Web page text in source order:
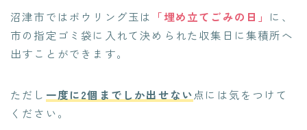
沼津市ではボウリング玉は 「埋め立てごみの日」 に、
市の指定ゴミ袋に入れて決められた収集日に集積所へ
出すことができます。
ただし 一度に2個までしか出せない点には気をつけて
ください。